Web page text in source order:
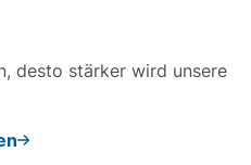
desto stärker wird unsere